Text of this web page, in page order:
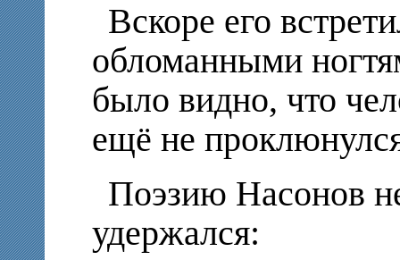
Вскоре его
обломанными
было видно, что
ещё не
Поэзию Насонов
удержался: